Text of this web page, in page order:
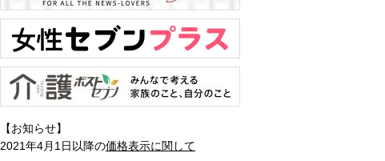
【お知らせ】
2021年4月1日以降の価格表示に関して